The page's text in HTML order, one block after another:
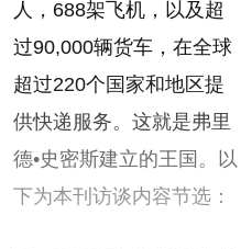
人，688架飞机，以及超
过90,000辆货车，在全球
超过220个国家和地区提
供快递服务。这就是弗里
德•史密斯建立的王国。以
下为本刊访谈内容节选：